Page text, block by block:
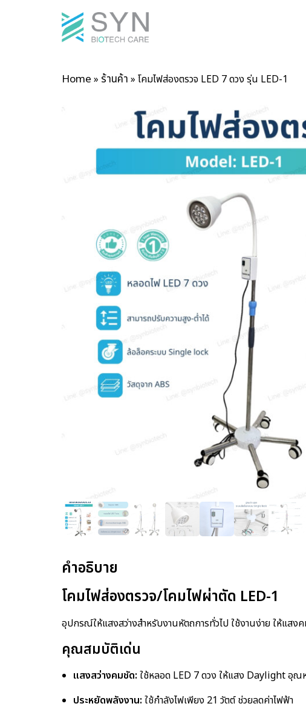
Home » ร้านค้า » โคมไฟส่องตรวจ LED 7 ดวง รุ่น LED-1
คำอธิบาย
โคมไฟส่องตรวจ/โคมไฟผ่าตัด LED-1
อุปกรณ์ให้แสงสว่างสำหรับงานหัตถการทั่วไป ใช้งานง่าย ให้แสง
คุณสมบัติเด่น
แสงสว่างคมชัด: ใช้หลอด LED 7 ดวง ให้แสง Daylight อุณ
ประหยัดพลังงาน: ใช้กำลังไฟเพียง 21 วัตต์ ช่วยลดค่าไฟฟ้า